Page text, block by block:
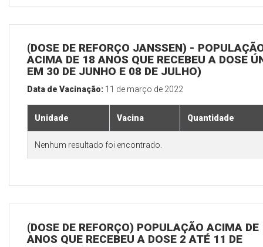
(DOSE DE REFORÇO JANSSEN) -
ACIMA DE 18 ANOS QUE RECEBEU A DOSE
EM 30 DE JUNHO E 08 DE JULHO)
Data de Vacinação: 11 de março de 2022
Unidade Vacina Quantidade
Nenhum resultado foi encontrado.
(DOSE DE REFORÇO) POPULAÇÃO ACIMA DE
ANOS QUE RECEBEU A DOSE 2 ATÉ 11 DE